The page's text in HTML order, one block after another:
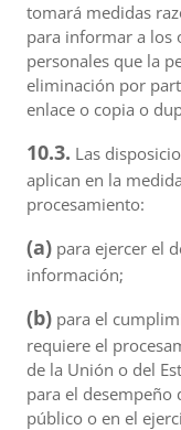
tomará medidas
para informar a los
personales que la
eliminación por
enlace o copia o
10.3. Las
aplican en la
procesamiento:
(a) para ejercer el
información;
(b) para el
requiere el
de la Unión o del
para el desempeño
público o en el